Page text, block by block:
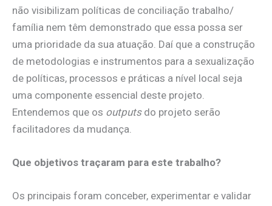
não visibilizam políticas de conciliação trabalho/
família nem têm demonstrado que essa possa ser
uma prioridade da sua atuação. Daí que a construção
de metodologias e instrumentos para a sexualização
de políticas, processos e práticas a nível local seja
uma componente essencial deste projeto.
Entendemos que os outputsdo projeto serão
facilitadores da mudança.
Que objetivos traçaram para este trabalho?
Os principais foram conceber, experimentar e validar